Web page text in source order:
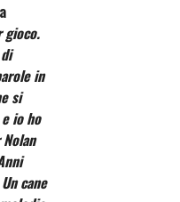
gioco.
in
si
io ho
cane